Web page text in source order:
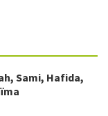
, Sami, Hafida,